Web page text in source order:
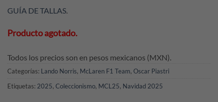
GUÍA DE TALLAS
Producto agotado.
Todos los precios son en pesos mexicanos (MXN).
Categorías: Lando Norris, McLaren F1 Team, Oscar Piastri
Etiquetas: 2025, Coleccionismo, MCL25, Navidad 2025